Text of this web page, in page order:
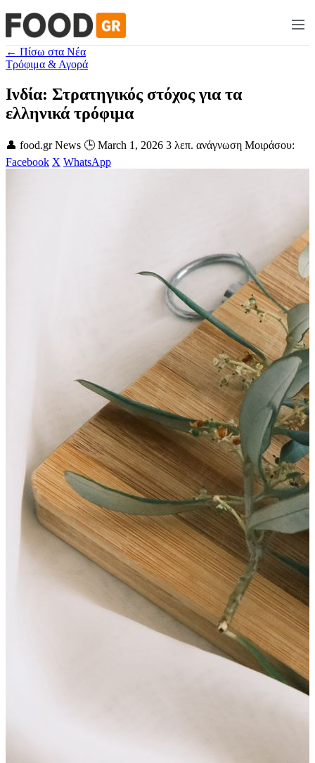
← Πίσω στα Νέα
Τρόφιμα & Αγορά
Ινδία: Στρατηγικός στόχος για τα
ελληνικά τρόφιμα
👤 food.gr News 🕒 March 1, 2026 3 λεπ. ανάγνωση Μοιράσου:
Facebook X WhatsApp